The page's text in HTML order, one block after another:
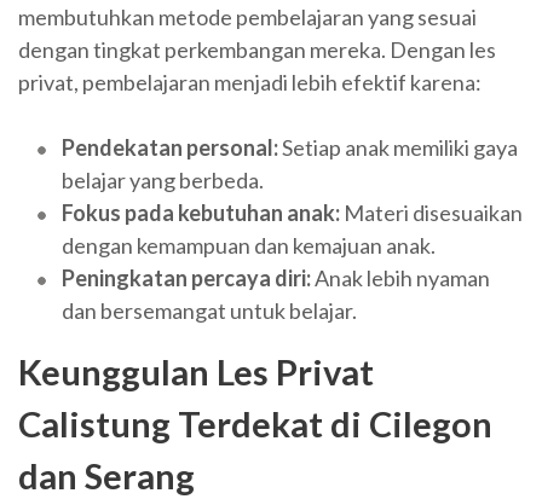
membutuhkan metode pembelajaran yang sesuai
dengan tingkat perkembangan mereka. Dengan les
privat, pembelajaran menjadi lebih efektif karena:
Pendekatan personal:Setiap anak memiliki gaya
belajar yang berbeda.
Fokus pada kebutuhan anak: Materi disesuaikan
dengan kemampuan dan kemajuan anak.
Peningkatan percaya diri:Anak lebih nyaman
dan bersemangat untuk belajar.
Keunggulan Les Privat
Calistung Terdekat di Cilegon
dan Serang